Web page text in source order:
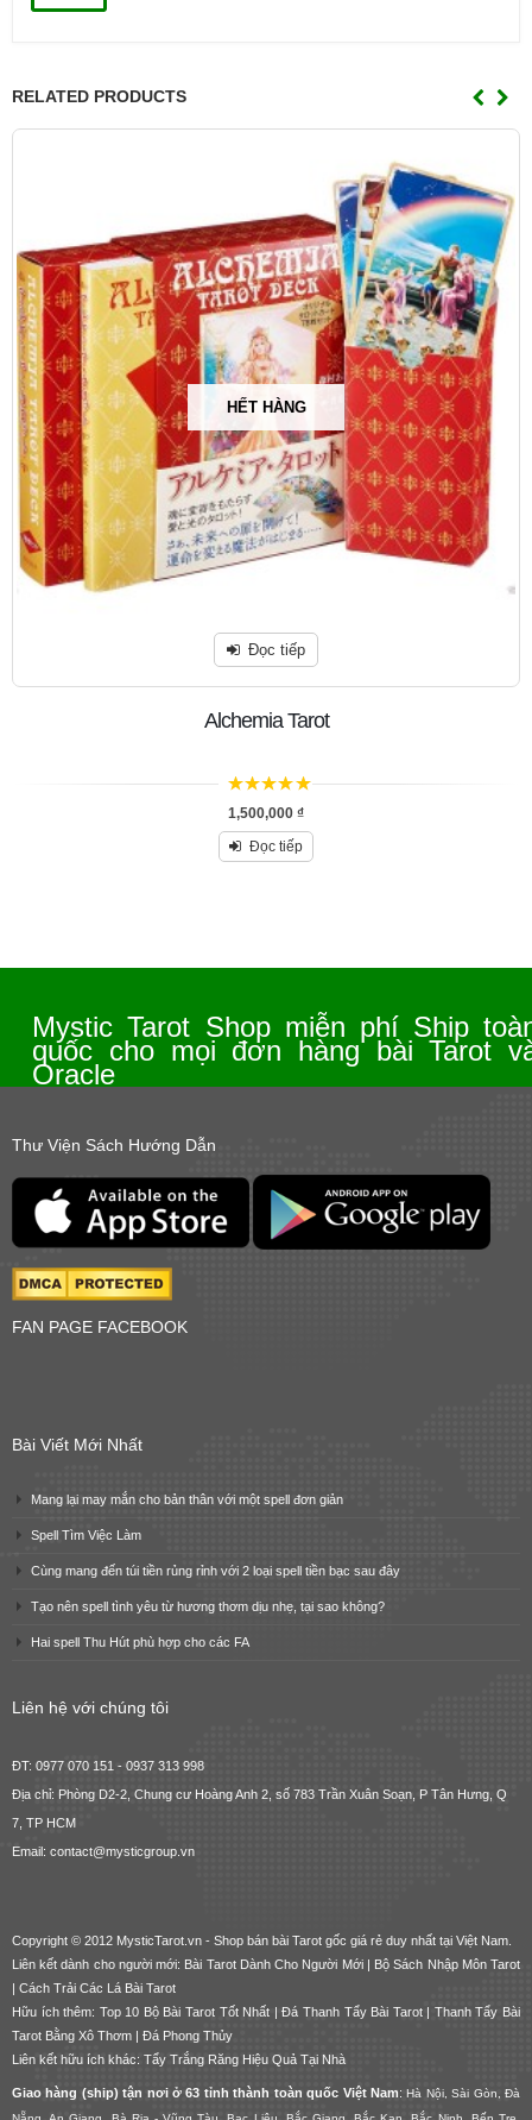
RELATED PRODUCTS
HẾT HÀNG
Đọc tiếp
Alchemia Tarot
trên 5
1,500,000 ₫
Đọc tiếp
Mystic Tarot Shop miễn phí Ship
quốc cho mọi đơn hàng bài Tarot
Oracle
Thư Viện Sách Hướng Dẫn
FAN PAGE FACEBOOK
Bài Viết Mới Nhất
Mang lại may mắn cho bản thân với một spell đơn giản
Spell Tìm Việc Làm
Cùng mang đến túi tiền rủng rỉnh với 2 loại spell tiền bạc sau đây
Tạo nên spell tình yêu từ hương thơm dịu nhẹ, tại sao không?
Hai spell Thu Hút phù hợp cho các FA
Liên hệ với chúng tôi
ĐT: 0977 070 151 - 0937 313 998
Địa chỉ: Phòng D2-2, Chung cư Hoàng Anh 2, số 783 Trần Xuân Soạn, P Tân Hưng, Q
7, TP HCM
Email: contact@mysticgroup.vn
Copyright © 2012 MysticTarot.vn - Shop bán bài Tarot gốc giá rẻ duy nhất tại Việt Nam.
Liên kết dành cho người mới: Bài Tarot Dành Cho Người Mới|
Bộ Sách Nhập Môn Tarot
Cách Trải Các Lá Bài Tarot
Hữu ích thêm: Top 10 Bộ Bài Tarot Tốt Nhất |Đá Thanh Tẩy Bài Tarot| Thanh Tẩy Bài
Tarot Bằng Xô Thơm
Đá Phong Thủy
Liên kết hữu ích khác: Tẩy Trắng Răng Hiệu Quả Tại Nhà
Giao hàng (ship) tận nơi ở 63 tỉnh thành toàn quốc Việt Nam:Hà Nội, Sài Gòn, Đà